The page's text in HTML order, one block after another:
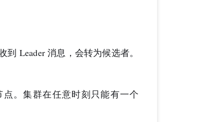
Leader 消息，会转为候选者。
。集群在任意时刻只能有一个